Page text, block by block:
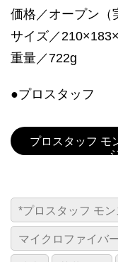
価格／オープン（
サイズ／
重量／722g
●プロスタッフ
プロスタッフ モ
*プロスタッフ モ
マイクロファイバ